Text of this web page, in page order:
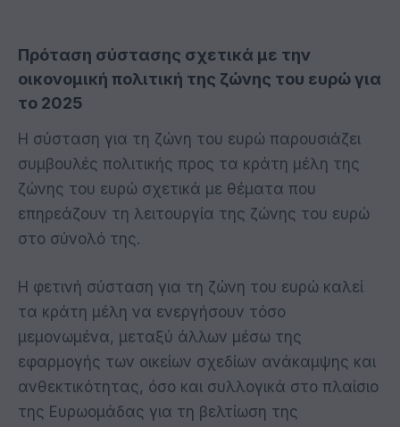
Πρόταση σύστασης σχετικά με την
οικονομική πολιτική της ζώνης του ευρώ για
το 2025
Η σύσταση για τη ζώνη του ευρώ παρουσιάζει
συμβουλές πολιτικής προς τα κράτη μέλη της
ζώνης του ευρώ σχετικά με θέματα που
επηρεάζουν τη λειτουργία της ζώνης του ευρώ
στο σύνολό της.
Η φετινή σύσταση για τη ζώνη του ευρώ καλεί
τα κράτη μέλη να ενεργήσουν τόσο
μεμονωμένα, μεταξύ άλλων μέσω της
εφαρμογής των οικείων σχεδίων ανάκαμψης και
ανθεκτικότητας, όσο και συλλογικά στο πλαίσιο
της Ευρωομάδας για τη βελτίωση της